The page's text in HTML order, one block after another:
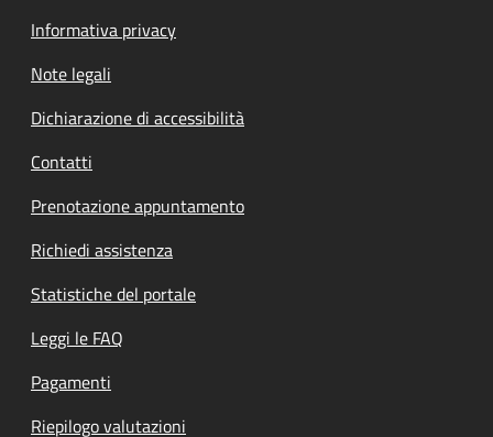
Informativa privacy
Note legali
Dichiarazione di accessibilità
Contatti
Prenotazione appuntamento
Richiedi assistenza
Statistiche del portale
Leggi le FAQ
Pagamenti
Riepilogo valutazioni